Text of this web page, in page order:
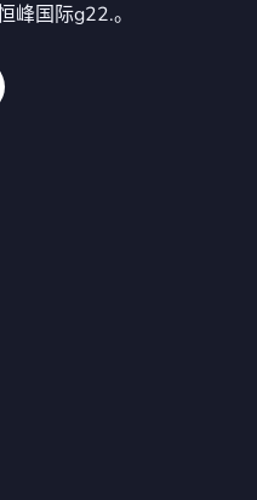
峰国际g22.。